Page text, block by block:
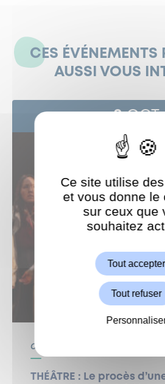
CES ÉVÉNEMENTS
AUSSI VOUS
8 OCT
Centre Culturel
THÉÂTRE : Le procès
ShareThis est
Ce site utilise
et vous donne le
sur ceux que
souhaitez
Tout accepter
Tout refuser